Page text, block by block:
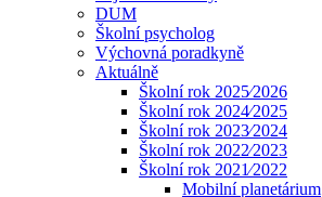
DUM
Školní psycholog
Výchovná poradkyně
Aktuálně
Školní rok 2025⁄2026
Školní rok 2024⁄2025
Školní rok 2023⁄2024
Školní rok 2022⁄2023
Školní rok 2021⁄2022
Mobilní planetárium